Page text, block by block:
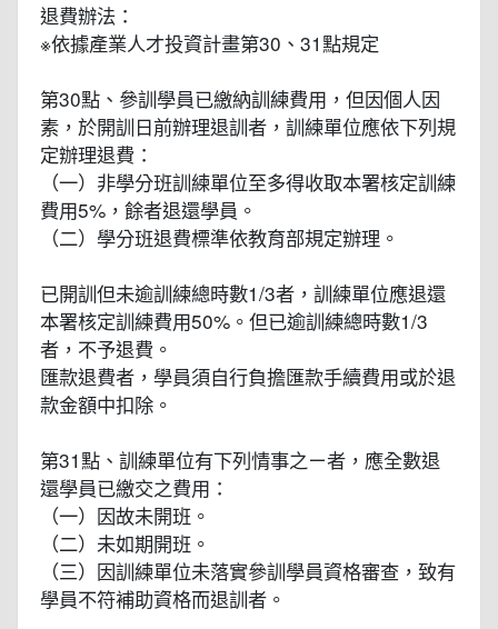
退費辦法：
※依據產業人才投資計畫第30、31點規定
第30點、參訓學員已繳納訓練費用，但因個人因
素，於開訓日前辦理退訓者，訓練單位應依下列規
定辦理退費：
（一）非學分班訓練單位至多得收取本署核定訓練
費用5%，餘者退還學員。
（二）學分班退費標準依教育部規定辦理。
已開訓但未逾訓練總時數1/3者，訓練單位應退還
本署核定訓練費用50%。但已逾訓練總時數1/3
者，不予退費。
匯款退費者，學員須自行負擔匯款手續費用或於退
款金額中扣除。
第31點、訓練單位有下列情事之ㄧ者，應全數退
還學員已繳交之費用：
（一）因故未開班。
（二）未如期開班。
（三）因訓練單位未落實參訓學員資格審查，致有
學員不符補助資格而退訓者。